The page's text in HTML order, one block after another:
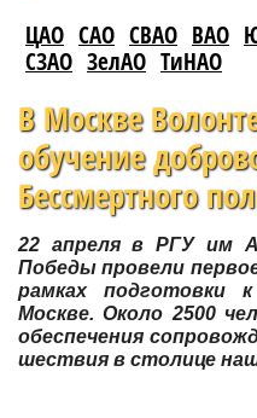
ЦАО САО СВАО ВАО
СЗАО ЗелАО ТиНАО
В Москве
обучение
Бессмертного
22 апреля в РГУ им
Победы провели
рамках подготовки
Москве. Около 2500
обеспечения
шествия в столице